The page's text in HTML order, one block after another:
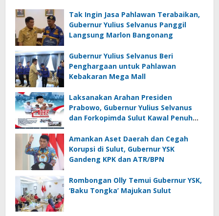
Tak Ingin Jasa Pahlawan Terabaikan,
Gubernur Yulius Selvanus Panggil
Langsung Marlon Bangonang
Gubernur Yulius Selvanus Beri
Penghargaan untuk Pahlawan
Kebakaran Mega Mall
Laksanakan Arahan Presiden
Prabowo, Gubernur Yulius Selvanus
dan Forkopimda Sulut Kawal Penuh
Amankan Aset Daerah dan Cegah
Korupsi di Sulut, Gubernur YSK
Gandeng KPK dan ATR/BPN
Rombongan Olly Temui Gubernur YSK,
‘Baku Tongka’ Majukan Sulut